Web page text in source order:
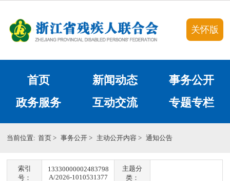
关怀版
首页 新闻动态
事务公开
政务服务
互动交流 专题专栏
当前位置: 首页 > 事务公开> 主动公开内容> 通知公告
索引
号：
13330000002483798
A/2026-1010531377
主题分
类：